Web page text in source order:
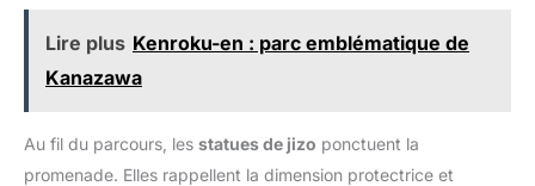
Lire plus Kenroku-en : parc emblématique de
Kanazawa
Au fil du parcours, les statues de jizo ponctuent la
promenade. Elles rappellent la dimension protectrice et